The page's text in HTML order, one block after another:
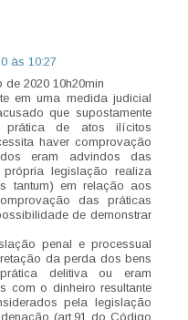
às 10:27
de 2020 10h20min
em uma medida judicial
que supostamente
de atos ilícitos
haver comprovação
eram advindos das
legislação realiza
tantum) em relação aos
das práticas
de demonstrar
penal e processual
da perda dos bens
delitiva ou eram
com o dinheiro resultante
pela legislação
(art.91 do Código